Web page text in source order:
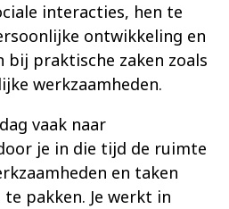
interacties, hen te
ontwikkeling en
bij praktische zaken zoals
werkzaamheden.
vaak naar
je in die tijd de ruimte
en taken
pakken. Je werkt in